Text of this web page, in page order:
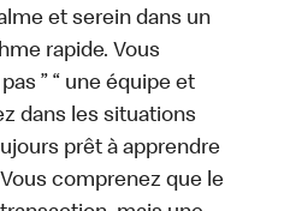
et serein dans un
rapide. Vous
” “ une équipe et
dans les situations
prêt à apprendre
comprenez que le